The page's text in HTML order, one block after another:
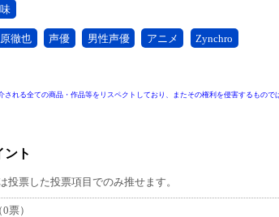
徹也 声優 男性声優 アニメ Zynchro
される全ての商品・作品等をリスペクトしており、またその権利を侵害するもので
ント
票した投票項目でのみ推せます。
0票）